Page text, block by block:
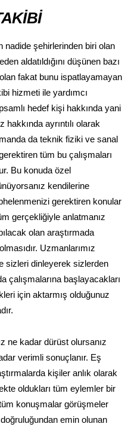
şehirlerinden biri olan
aldatıldığını düşünen bazı
fakat bunu ispatlayamayan
hizmeti ile yardımcı
hedef kişi hakkında yani
ayrıntılı olarak
da teknik fiziki ve sanal
tüm bu çalışmaları
Bu konuda özel
kendilerine
gerektiren konular
gerçekliğiyle anlatmanız
olan araştırmada
Uzmanlarımız
sizleri dinleyerek sizlerden
çalışmalarına başlayacakları
için aktarmış olduğunuz
ne kadar dürüst olursanız
verimli sonuçlanır. Eş
kişiler anlık olarak
oldukları tüm eylemler bir
konuşmalar görüşmeler
emin olunan